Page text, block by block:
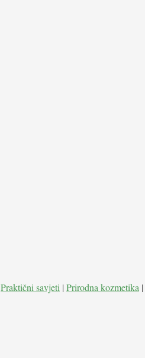
Praktični savjeti | Prirodna kozmetika |